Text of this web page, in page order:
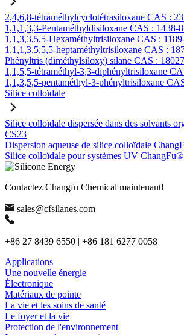
2,4,6,8-tétraméthylcyclotétrasiloxane CAS :
1,1,1,3,3-Pentaméthyldisiloxane CAS : 1438-
1,1,3,3,5,5-Hexaméthyltrisiloxane CAS :
1,1,1,3,5,5,5-heptaméthyltrisiloxane CAS :
Phényltris (diméthylsiloxy) silane CAS :
1,1,5,5-tétraméthyl-3,3-diphényltrisiloxane
1,1,3,5,5-pentaméthyl-3-phényltrisiloxane
Silice colloïdale
Silice colloïdale dispersée dans des solvants
CS23
Dispersion aqueuse de silice colloïdale
Silice colloïdale pour systèmes UV
Contactez Changfu Chemical maintenant!
sales@cfsilanes.com
+86 27 8439 6550 | +86 181 6277 0058
Applications
Une nouvelle énergie
Électronique
Matériaux de pointe
La vie et les soins de santé
Le foyer et la vie
Protection de l'environnement